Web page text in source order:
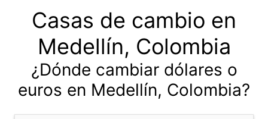
Casas de cambio en
Medellín, Colombia
¿Dónde cambiar dólares o
euros en Medellín, Colombia?